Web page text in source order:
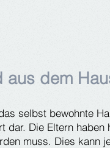
aus dem
selbst bewohnte
dar. Die Eltern
muss. Dies kann